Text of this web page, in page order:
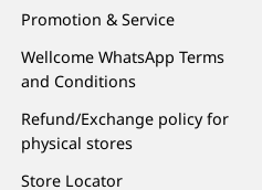
Promotion & Service
Wellcome WhatsApp Terms
and Conditions
Refund/Exchange policy for
physical stores
Store Locator